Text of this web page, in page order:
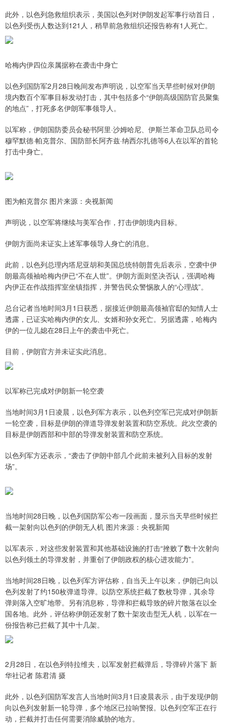
此外，以色列急救组织表示，美国以色列对伊朗发起军事行动首日，
以色列受伤人数达到121人，稍早前急救组织还报告称有1人死亡。
哈梅内伊四位亲属据称在袭击中身亡
以色列国防军2月28日晚间发布声明说，以空军当天早些时候对伊朗
境内数百个军事目标发动打击，其中包括多个“伊朗高级国防官员聚集
的地点”，打死多名伊朗军事领导人。
以军称，伊朗国防委员会秘书阿里·沙姆哈尼、伊斯兰革命卫队总司令
穆罕默德·帕克普尔、国防部长阿齐兹·纳西尔扎德等6人在以军的首轮
打击中身亡。
图为帕克普尔 图片来源：央视新闻
声明说，以空军将继续与美军合作，打击伊朗境内目标。
伊朗方面尚未证实上述军事领导人身亡的消息。
此前，以色列总理内塔尼亚胡和美国总统特朗普先后表示，空袭中伊
朗最高领袖哈梅内伊已“不在人世”。伊朗方面则坚决否认，强调哈梅
内伊正在作战指挥室坐镇指挥，并警告民众警惕敌人的“心理战”。
总台记者当地时间3月1日获悉，据接近伊朗最高领袖官邸的知情人士
透露，已证实哈梅内伊的女儿、女婿和孙女死亡。另据透露，哈梅内
伊的一位儿媳在28日上午的袭击中死亡。
目前，伊朗官方并未证实此消息。
以军称已完成对伊朗新一轮空袭
当地时间3月1日凌晨，以色列军方表示，以色列空军已完成对伊朗新
一轮空袭，目标是伊朗的弹道导弹发射装置和防空系统。此次空袭的
目标是伊朗西部和中部的导弹发射装置和防空系统。
以色列军方还表示，“袭击了伊朗中部几个此前未被列入目标的发射
场”。
当地时间28日晚，以色列国防军公布一段画面，显示当天早些时候拦
截一架射向以色列的伊朗无人机 图片来源：央视新闻
以军表示，对这些发射装置和其他基础设施的打击“挫败了数十次射向
以色列领土的导弹发射，并重创了伊朗政权的核心进攻能力”。
当地时间28日晚，以色列军方评估称，自当天上午以来，伊朗已向以
色列发射了约150枚弹道导弹。以防空系统拦截了数枚导弹，其余导
弹则落入空旷地带。另有消息称，导弹和拦截导致的碎片散落在以全
国各地。此外，评估称伊朗还发射了数十架攻击型无人机，以军在一
份报告称已拦截了其中十几架。
2月28日，在以色列特拉维夫，以军发射拦截弹后，导弹碎片落下 新
华社记者 陈君清 摄
此外，以色列国防军发言人当地时间3月1日凌晨表示，由于发现伊朗
向以色列发射新一轮导弹，多个地区已拉响警报。以色列空军正在行
动，拦截并打击任何需要消除威胁的地方。